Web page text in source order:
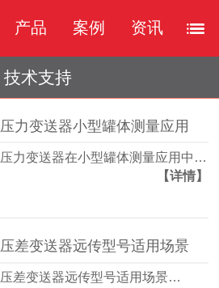
产品 案例 资讯
技术支持
压力变送器小型罐体测量应用
压力变送器在小型罐体测量应用中…
【详情】
压差变送器远传型号适用场景
压差变送器远传型号适用场景…